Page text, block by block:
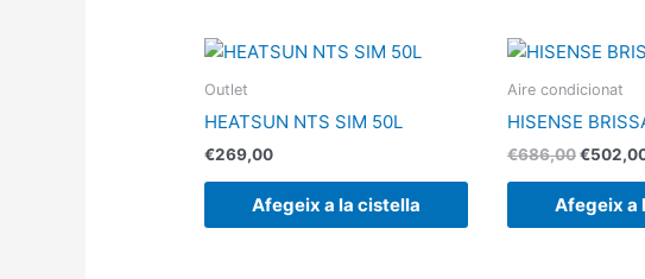
Outlet
HEATSUN NTS SIM 50L
€269,00
Afegeix a la cistella
Aire condicionat
HISENSE
€686,00
El
original
€
Afegeix a